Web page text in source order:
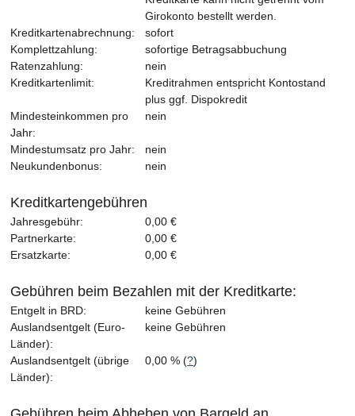
Girokonto bestellt werden.
Kreditkartenabrechnung:
sofort
Komplettzahlung:
sofortige Betragsabbuchung
Ratenzahlung:
nein
Kreditkartenlimit:
Kreditrahmen entspricht Kontostand
plus ggf. Dispokredit
Mindesteinkommen pro
Jahr:
nein
Mindestumsatz pro Jahr:
nein
Neukundenbonus:
nein
Kreditkartengebühren
Jahresgebühr:
0,00 €
Partnerkarte:
0,00 €
Ersatzkarte:
0,00 €
Gebühren beim Bezahlen mit der Kreditkarte:
Entgelt in BRD:
keine Gebühren
Auslandsentgelt (Euro-
Länder):
keine Gebühren
Auslandsentgelt (übrige
Länder):
0,00 % (?)